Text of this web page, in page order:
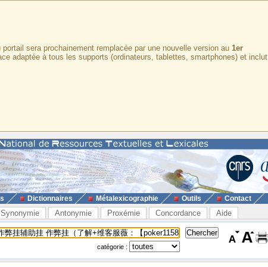
sera prochainement remplacée par une nouvelle version au 1er
adaptée à tous les supports (ordinateurs, tablettes, smartphones) et inclut
Dictionnaires Métalexicographie Outils Contact
Synonymie Antonymie Proxémie Concordance Aide
catégorie :